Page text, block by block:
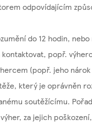
odpovídajícím
do 12 hodin,
popř.
(popř. jeho nárok
který je oprávněn
soutěžícímu.
za jejich